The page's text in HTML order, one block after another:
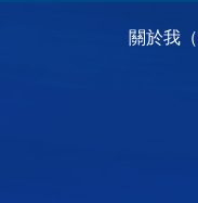
關於我